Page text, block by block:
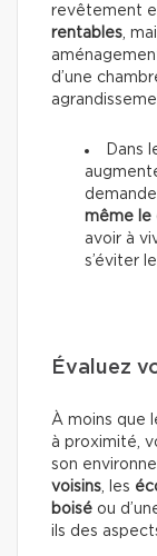
revêtement
rentables ,
d’une
Dans
même le
avoir à
s’éviter
Évaluez
À moins que
à proximité,
son
voisins , les
boisé ou
ils des